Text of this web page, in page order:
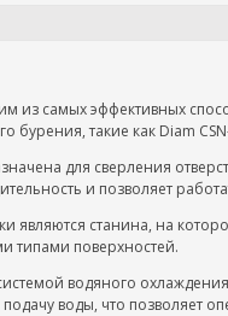
из самых эффективных
бурения, такие как Diam
для сверления
и позволяет
являются станина, на
типами поверхностей.
водяного
воды, что позволяет